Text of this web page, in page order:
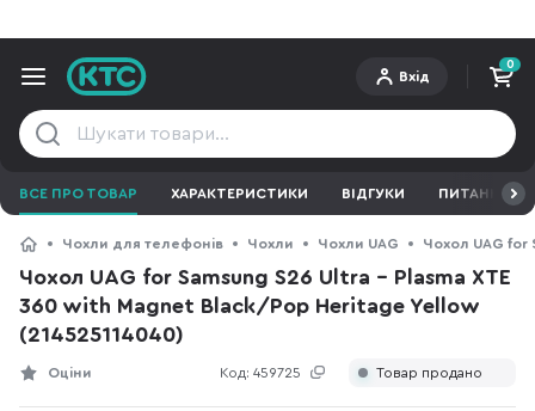
Вхід
0
ВСЕ ПРО ТОВАР ХАРАКТЕРИСТИКИ ВІДГУКИ ПИТАННЯ ТА
Чохли для телефонів Чохли Чохли UAG Чохол UAG for
Чохол UAG for Samsung S26 Ultra - Plasma XTE
360 with Magnet Black/Pop Heritage Yellow
(214525114040)
Код: 459725
Оціни Товар продано